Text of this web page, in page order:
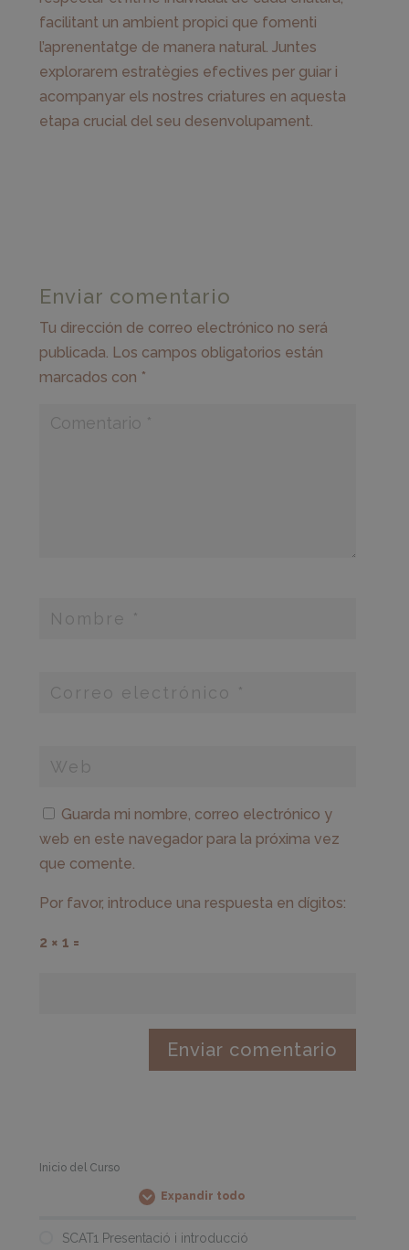
facilitant un ambient propici que fomenti
l’aprenentatge de manera natural. Juntes
explorarem estratègies efectives per guiar i
acompanyar els nostres criatures en aquesta
etapa crucial del seu desenvolupament.
Enviar comentario
Tu dirección de correo electrónico no será
publicada. Los campos obligatorios están
marcados con *
Guarda mi nombre, correo electrónico y
web en este navegador para la próxima vez
que comente.
Por favor, introduce una respuesta en dígitos:
2 × 1 =
Inicio del Curso
Expandir todo
Módulos
SCAT1 Presentació i introducció